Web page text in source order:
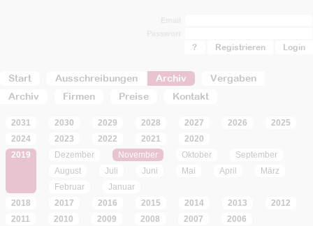
Start Ausschreibungen Archiv
Vergaben
Archiv
Firmen Preise Kontakt
? Registrieren
2031 2030 2029 2028 2027 2026
2025
2024
2023 2022 2021
2020
2019
Dezember November Oktober
September
August
Juli Juni Mai April
März
Februar
Januar
2018
2017 2016 2015 2014 2013
2012
2011
2010 2009 2008 2007 2006